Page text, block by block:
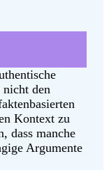
nicht den
Kontext zu
dass manche
Argumente